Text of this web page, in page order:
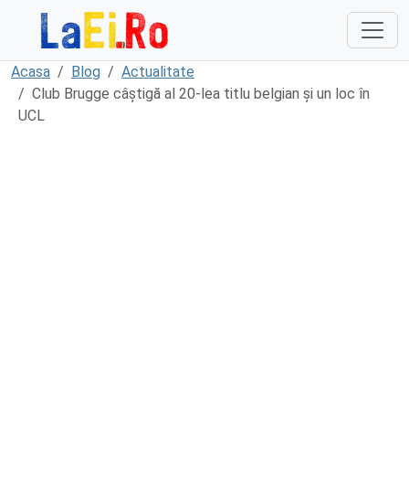
Sari la continut
Acasa Blog
Actualitate
Club Brugge câștigă al 20-lea titlu belgian și un loc în
UCL